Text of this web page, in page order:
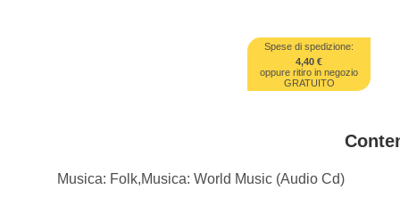
Spese di spedizione:
4,40 €
oppure ritiro in negozio
GRATUITO
Musica: Folk,Musica: World Music (Audio Cd)